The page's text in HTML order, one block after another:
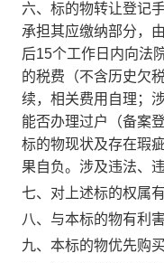
六、标的物转让登记
承担其应缴纳部分，
后15个工作 日内向法
的税费（不含历史欠
续，相关费用自理；
能否办理过户（备案
标的物现状及存在瑕
果自负。涉及违法、
七、 对上述标的权属
八、与本标的物有利
九、本标的物优先购